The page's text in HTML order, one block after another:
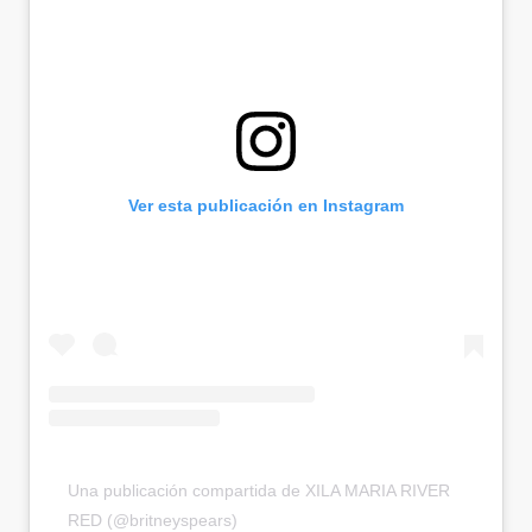
Ver esta publicación en Instagram
Una publicación compartida de XILA MARIA RIVER
RED (@britneyspears)